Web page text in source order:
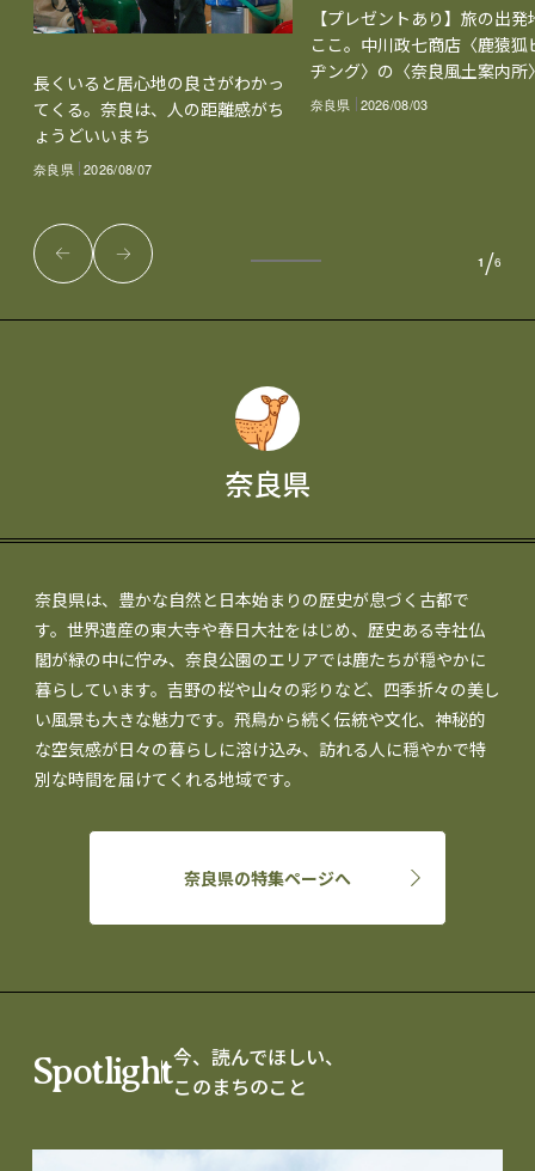
奈良県
奈良県は、豊かな自然と日本始まりの歴史が息づく古都で
す。世界遺産の東大寺や春日大社をはじめ、歴史ある寺社仏
閣が緑の中に佇み、奈良公園のエリアでは鹿たちが穏やかに
暮らしています。吉野の桜や山々の彩りなど、四季折々の美し
い風景も大きな魅力です。飛鳥から続く伝統や文化、神秘的
な空気感が日々の暮らしに溶け込み、訪れる人に穏やかで特
別な時間を届けてくれる地域です。
奈良県の特集ページへ
長くいると居心地の良さがわかっ
てくる。奈良は、人の距離感がち
ょうどいいまち
奈良県 2026/08/07
【プレゼントあり】旅の出発
ここ。中川政七商店〈鹿猿狐
ヂング〉の〈奈良風土案内所
奈良県 2026/08/03
1 /6
Spotlight今、読んでほしい、
このまちのこと